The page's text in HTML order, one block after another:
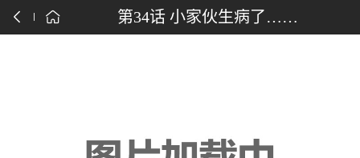
第34话 小家伙生病了……
点击下载漫画APP